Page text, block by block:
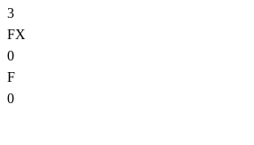
3
FX
0
F
0